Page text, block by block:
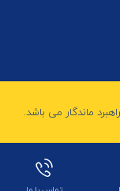
ماندگار می باشد.